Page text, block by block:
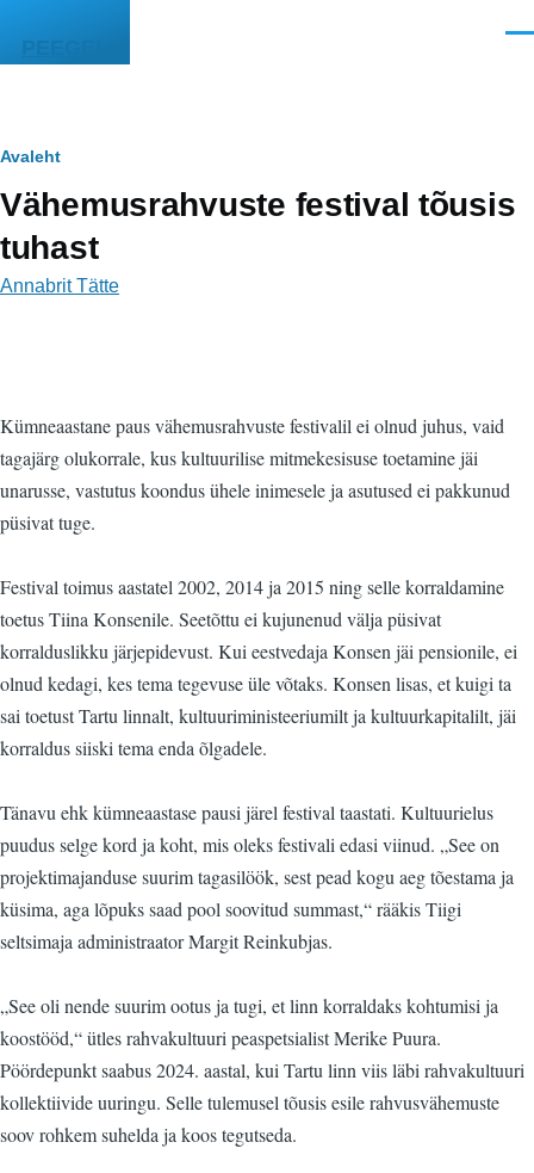
PEEGEL
Leivapuru
Avaleht
Vähemusrahvuste festival tõusis
tuhast
Annabrit Tätte
Kümneaastane paus vähemusrahvuste festivalil ei olnud juhus, vaid
tagajärg olukorrale, kus kultuurilise mitmekesisuse toetamine jäi
unarusse, vastutus koondus ühele inimesele ja asutused ei pakkunud
püsivat tuge.
Festival toimus aastatel 2002, 2014 ja 2015 ning selle korraldamine
toetus Tiina Konsenile. Seetõttu ei kujunenud välja püsivat
korralduslikku järjepidevust. Kui eestvedaja Konsen jäi pensionile, ei
olnud kedagi, kes tema tegevuse üle võtaks. Konsen lisas, et kuigi ta
sai toetust Tartu linnalt, kultuuriministeeriumilt ja kultuurkapitalilt, jäi
korraldus siiski tema enda õlgadele.
Tänavu ehk kümneaastase pausi järel festival taastati. Kultuurielus
puudus selge kord ja koht, mis oleks festivali edasi viinud. „See on
projektimajanduse suurim tagasilöök, sest pead kogu aeg tõestama ja
küsima, aga lõpuks saad pool soovitud summast,“ rääkis Tiigi
seltsimaja administraator Margit Reinkubjas.
„See oli nende suurim ootus ja tugi, et linn korraldaks kohtumisi ja
koostööd,“ ütles rahvakultuuri peaspetsialist Merike Puura.
Pöördepunkt saabus 2024. aastal, kui Tartu linn viis läbi rahvakultuuri
kollektiivide uuringu. Selle tulemusel tõusis esile rahvusvähemuste
soov rohkem suhelda ja koos tegutseda.